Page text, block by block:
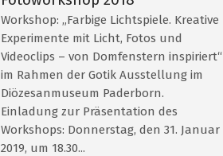
Workshop: „Farbige Lichtspiele. Kreative
Experimente mit Licht, Fotos und
Videoclips – von Domfenstern inspiriert“
im Rahmen der Gotik Ausstellung im
Diözesanmuseum Paderborn.
Einladung zur Präsentation des
Workshops: Donnerstag, den 31. Januar
2019, um 18.30...